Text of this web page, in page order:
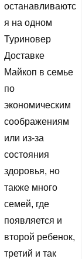
останавливаютс
я на одном
Туриновер
Доставке
Майкоп в семье
по
экономическим
соображениям
или из-за
состояния
здоровья, но
также много
семей, где
появляется и
второй ребенок,
третий и так